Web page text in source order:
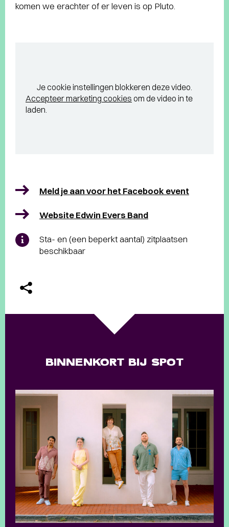
komen we erachter of er leven is op Pluto.
Je cookie instellingen blokkeren deze video.
Accepteer marketing cookies om de video in te
laden.
Meld je aan voor het Facebook event
Website Edwin Evers Band
Sta- en (een beperkt aantal) zitplaatsen
beschikbaar
BINNENKORT BIJ SPOT